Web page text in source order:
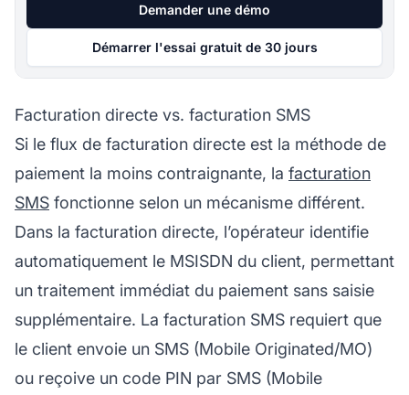
Demander une démo
Démarrer l'essai gratuit de 30 jours
Facturation directe vs. facturation SMS
Si le flux de facturation directe est la méthode de
paiement la moins contraignante, la facturation
SMS fonctionne selon un mécanisme différent.
Dans la facturation directe, l’opérateur identifie
automatiquement le MSISDN du client, permettant
un traitement immédiat du paiement sans saisie
supplémentaire. La facturation SMS requiert que
le client envoie un SMS (Mobile Originated/MO)
ou reçoive un code PIN par SMS (Mobile